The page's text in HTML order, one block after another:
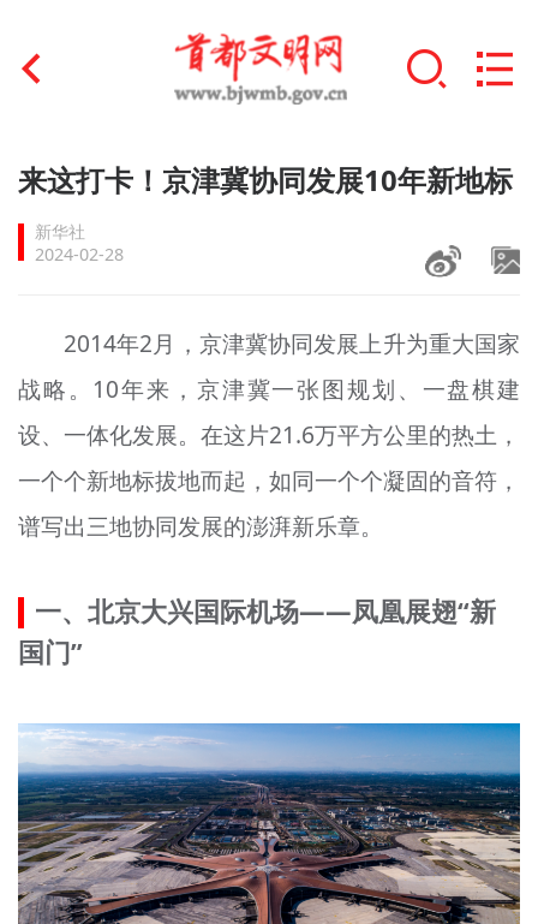
首页
文明创建
文明培育
+
未成年人思想道德建设
榜样人物
+
身边好人
北京宣传文化引导基金
专题
资料库
+
来这打卡！京津冀协同发展10年新地标
新华社
2024-02-28
2014年2月，京津冀协同发展上升为重大国家
战略。10年来，京津冀一张图规划、一盘棋建
设、一体化发展。在这片21.6万平方公里的热土，
一个个新地标拔地而起，如同一个个凝固的音符，
谱写出三地协同发展的澎湃新乐章。
一、北京大兴国际机场——凤凰展翅“新
国门”